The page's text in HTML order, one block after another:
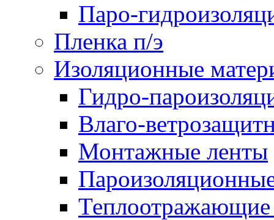
Паро-
Пленка п/э
Изоляционные
Гидро-
Влаго-
Монтажные ленты
Теплоотражающие